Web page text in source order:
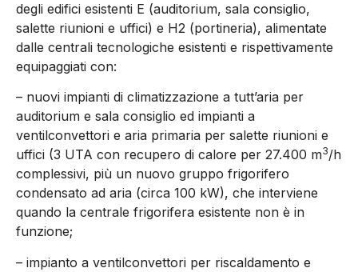
degli edifici esistenti E (auditorium, sala consiglio,
salette riunioni e uffici) e H2 (portineria), alimentate
dalle centrali tecnologiche esistenti e rispettivamente
equipaggiati con:
– nuovi impianti di climatizzazione a tutt’aria per
auditorium e sala consiglio ed impianti a
ventilconvettori e aria primaria per salette riunioni e
uffici (3 UTA con recupero di calore per 27.400 m3/h
complessivi, più un nuovo gruppo frigorifero
condensato ad aria (circa 100 kW), che interviene
quando la centrale frigorifera esistente non è in
funzione;
– impianto a ventilconvettori per riscaldamento e